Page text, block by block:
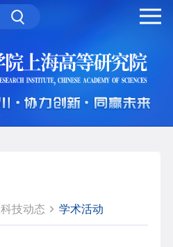
科技动态 学术活动